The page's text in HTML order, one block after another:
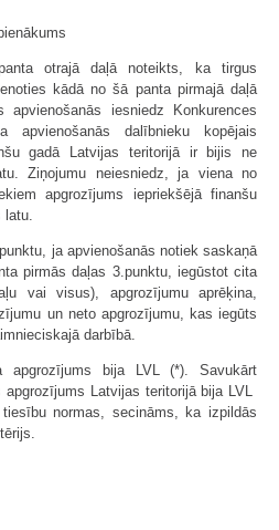
otrajā daļā noteikts, ka tirgus
kādā no šā panta pirmajā daļā
apvienošanās iesniedz Konkurences
apvienošanās dalībnieku kopējais
gadā Latvijas teritorijā ir bijis ne
Ziņojumu neiesniedz, ja viena no
apgrozījums iepriekšējā finanšu
latu.
ja apvienošanās notiek saskaņā
pirmās daļas 3.punktu, iegūstot cita
vai visus), apgrozījumu aprēķina,
un neto apgrozījumu, kas iegūts
darbībā.
apgrozījums bija LVL (*). Savukārt
apgrozījums Latvijas teritorijā bija LVL
normas, secināms, ka izpildās